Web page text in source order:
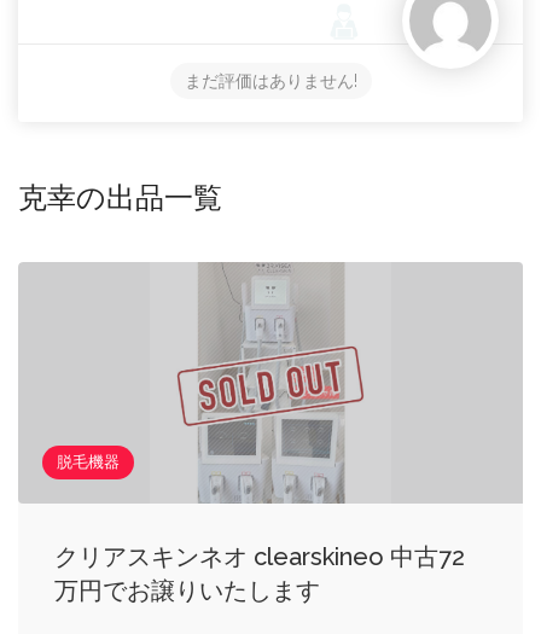
まだ評価はありません!
克幸の出品一覧
脱毛機器
クリアスキンネオ clearskineo 中古72
万円でお譲りいたします